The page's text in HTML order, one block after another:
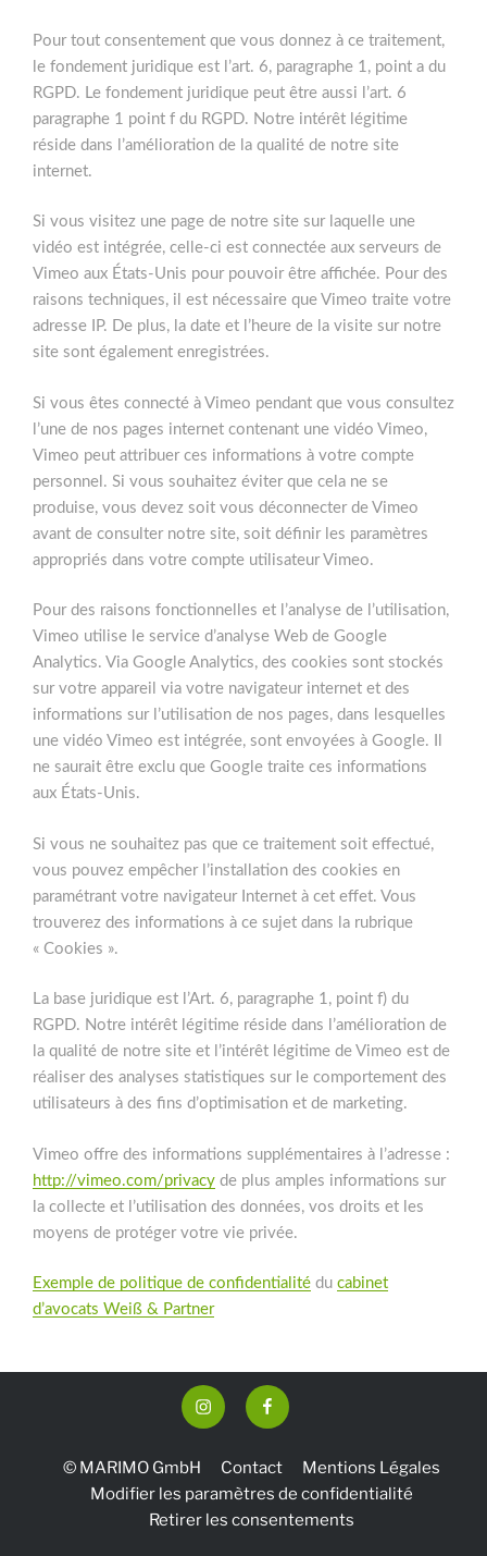
Pour tout consentement que vous donnez à ce traitement,
le fondement juridique est l’art. 6, paragraphe 1, point a du
RGPD. Le fondement juridique peut être aussi l’art. 6
paragraphe 1 point f du RGPD. Notre intérêt légitime
réside dans l’amélioration de la qualité de notre site
internet.
Si vous visitez une page de notre site sur laquelle une
vidéo est intégrée, celle-ci est connectée aux serveurs de
Vimeo aux États-Unis pour pouvoir être affichée. Pour des
raisons techniques, il est nécessaire que Vimeo traite votre
adresse IP. De plus, la date et l’heure de la visite sur notre
site sont également enregistrées.
Si vous êtes connecté à Vimeo pendant que vous consultez
l’une de nos pages internet contenant une vidéo Vimeo,
Vimeo peut attribuer ces informations à votre compte
personnel. Si vous souhaitez éviter que cela ne se
produise, vous devez soit vous déconnecter de Vimeo
avant de consulter notre site, soit définir les paramètres
appropriés dans votre compte utilisateur Vimeo.
Pour des raisons fonctionnelles et l’analyse de l’utilisation,
Vimeo utilise le service d’analyse Web de Google
Analytics. Via Google Analytics, des cookies sont stockés
sur votre appareil via votre navigateur internet et des
informations sur l’utilisation de nos pages, dans lesquelles
une vidéo Vimeo est intégrée, sont envoyées à Google. Il
ne saurait être exclu que Google traite ces informations
aux États-Unis.
Si vous ne souhaitez pas que ce traitement soit effectué,
vous pouvez empêcher l’installation des cookies en
paramétrant votre navigateur Internet à cet effet. Vous
trouverez des informations à ce sujet dans la rubrique
« Cookies ».
La base juridique est l’Art. 6, paragraphe 1, point f) du
RGPD. Notre intérêt légitime réside dans l’amélioration de
la qualité de notre site et l’intérêt légitime de Vimeo est de
réaliser des analyses statistiques sur le comportement des
utilisateurs à des fins d’optimisation et de marketing.
Vimeo offre des informations supplémentaires à l’adresse :
http://vimeo.com/privacy de plus amples informations sur
la collecte et l’utilisation des données, vos droits et les
moyens de protéger votre vie privée.
Exemple de politique de confidentialité du cabinet
d’avocats Weiß & Partner
InstagramFacebook
© MARIMO GmbH Contact
Mentions Légales
Modifier les paramètres de confidentialité
Retirer les consentements